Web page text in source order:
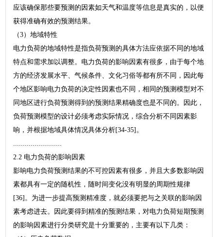
应该确保那些要预测的因素如天气和温度等信息是真实的，以便
获得准确有效的预测结果。
（3）地域特性
电力负荷的地域特性是指负荷预测的具体方法应依据不同的地域
特点和需求加以调整。电力负荷的影响因素有很多，由于每个地
方的经济发展水平、气候条件、文化习俗等都有所不同，因此每
个地区影响电力负荷的决定性因素也不同，相同的预测模型对不
同地区进行负荷预测得到的预测结果精确度也是不同的。因此，
负荷预测模型的设计必须考虑实际情况，综合分析不同因素影
响，并根据地域具体情况具体分析[34-35]。
2.2 电力负荷的影响因素
影响电力负荷预测结果的不可控因素有很多，并且大多数影响因
素都具有一定的随机性，随时间变化没有明显的周期性规律
[36]。为进一步提高预测精准度，就必须要把与之关联的影响因
素考虑进去。因此要得到精准的预测结果，对电力负荷短期预测
的影响因素进行分类研究是十分重要的，主要有以下几类：